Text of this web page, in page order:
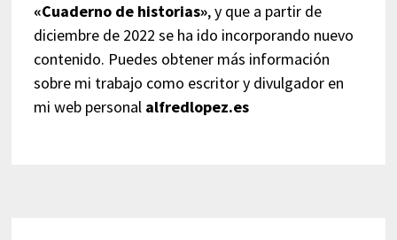
«Cuaderno de historias», y que a partir de
diciembre de 2022 se ha ido incorporando nuevo
contenido. Puedes obtener más información
sobre mi trabajo como escritor y divulgador en
mi web personal alfredlopez.es